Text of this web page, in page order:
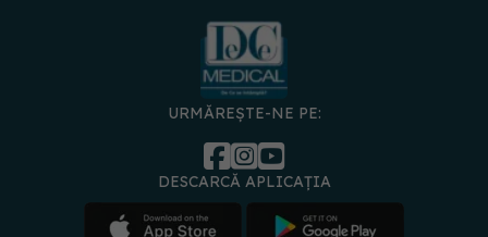
URMĂREȘTE-NE PE:
DESCARCĂ APLICAȚIA